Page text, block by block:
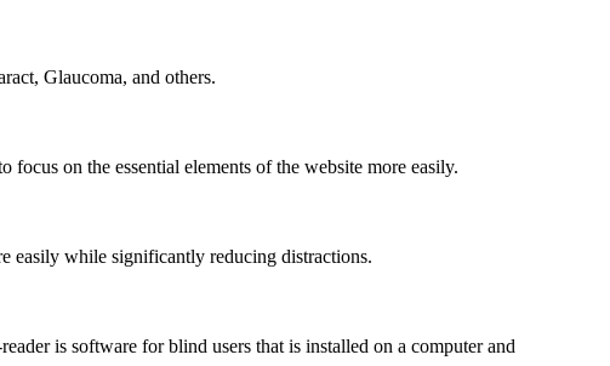
Glaucoma, and others.
on the essential elements of the website more easily.
easily while significantly reducing distractions.
is software for blind users that is installed on a computer and